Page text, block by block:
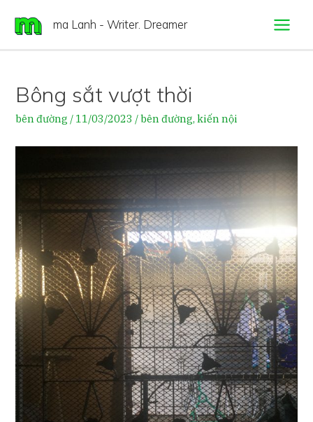
ma Lanh - Writer. Dreamer
Main
Bông sắt vượt thời
bên đường / 11/03/2023 /bên đường,kiến nội